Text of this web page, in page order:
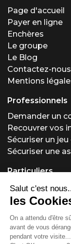
Page d'accueil
Payer en ligne
Enchères
Le groupe
Le Blog
Contactez-nous
Mentions
Professionnels
Demander un
Recouvrer vos
Sécuriser un
Sécuriser une
Particuliers
Demander un
Régler un
Obtenir un
Protéger vos